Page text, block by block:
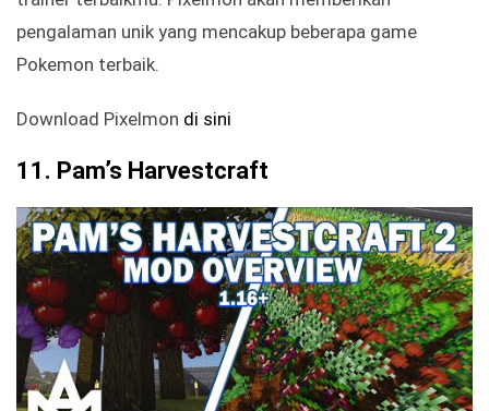
pengalaman unik yang mencakup beberapa game
Pokemon terbaik.
Download Pixelmon di sini
11. Pam’s Harvestcraft